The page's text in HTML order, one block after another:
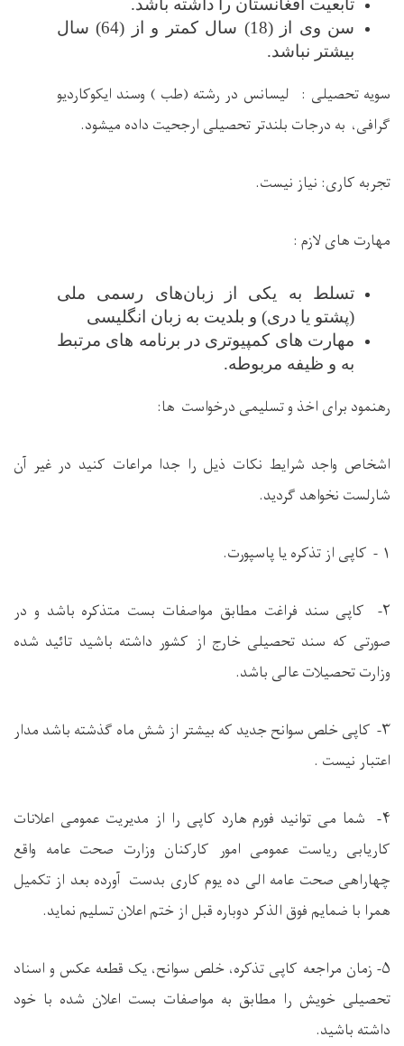
تابعیت افغانستان را داشته باشد.
سن وی از (18) سال کمتر و از (64) سال
بیشتر نباشد.
سویه تحصیلی : لیسانس در رشته (طب ) وسند ایکوکاردیو
گرافی، به درجات بلندتر تحصیلی ارجحیت داده میشود.
تجربه کاری: نیاز نیست.
مهارت های لازم :
تسلط به یکی از زبان‌های رسمی ملی
(پشتو یا دری) و بلدیت به زبان انگلیسی
مهارت ‌های کمپیوتری در برنامه ‌های مرتبط
به و ظیفه مربوطه.
رهنمود برای اخذ و تسلیمی درخواست ها:
اشخاص واجد شرایط نکات ذیل را جدا مراعات کنید در غیر آن
شارلست نخواهد گردید.
۱ - کاپی از تذکره یا پاسپورت.
۲- کاپی سند فراغت مطابق مواصفات بست متذکره باشد و در
صورتی که سند تحصیلی خارج از کشور داشته باشید تائید شده
وزارت تحصیلات عالی باشد.
۳- کاپی خلص سوانح جدید که بیشتر از شش ماه گذشته باشد مدار
اعتبار نیست .
۴- شما می توانید فورم هارد کاپی را از مدیریت عمومی اعلانات
کاریابی ریاست عمومی امور کارکنان وزارت صحت عامه واقع
چهاراهی صحت عامه الی ده یوم کاری بدست آورده بعد از تکمیل
همرا با ضمایم فوق الذکر دوباره قبل از ختم اعلان تسلیم نماید.
۵- زمان مراجعه کاپی تذکره، خلص سوانح، یک قطعه عکس و اسناد
تحصیلی خویش را مطابق به مواصفات بست اعلان شده با خود
داشته باشید.